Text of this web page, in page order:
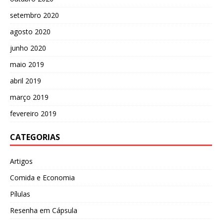
setembro 2020
agosto 2020
junho 2020
maio 2019
abril 2019
março 2019
fevereiro 2019
CATEGORIAS
Artigos
Comida e Economia
Pílulas
Resenha em Cápsula